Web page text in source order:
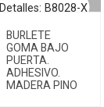
Detalles: B8028-X
BURLETE
GOMA BAJO
PUERTA.
ADHESIVO.
MADERA PINO